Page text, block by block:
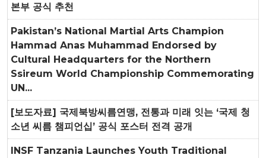
본부 공식 추천
Pakistan’s National Martial Arts Champion
Hammad Anas Muhammad Endorsed by
Cultural Headquarters for the Northern
Ssireum World Championship Commemorating
UN...
[보도자료] 국제북방씨름연맹, 전통과 미래 잇는 ‘국제 청
소년 씨름 챔피언십’ 공식 포스터 전격 공개
INSF Tanzania Launches Youth Traditional